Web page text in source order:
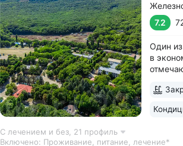
7.2
Один
в
леса,
С лечением и без, 21 профиль
Включено: Проживание, питание, лечение*